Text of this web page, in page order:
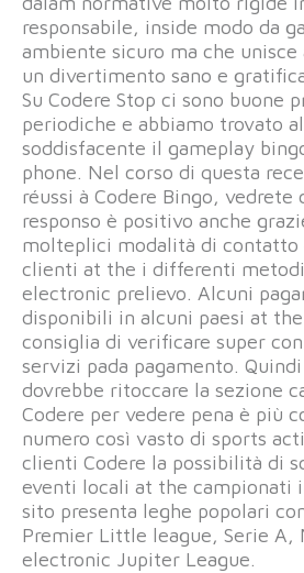
responsabile, inside modo da
ambiente sicuro ma che
un divertimento sano e
Su Codere Stop ci sono buone
periodiche e abbiamo trovato
soddisfacente il gameplay
phone. Nel corso di questa
réussi à Codere Bingo, vedrete
responso è positivo anche
molteplici modalità di contatto
clienti at the i differenti
electronic prelievo. Alcuni
disponibili in alcuni paesi at
consiglia di verificare super
servizi pada pagamento.
dovrebbe ritoccare la sezione
Codere per vedere pena è più
numero così vasto di sports
clienti Codere la possibilità di
eventi locali at the campionati
sito presenta leghe popolari
Premier Little league, Serie A,
electronic Jupiter League.